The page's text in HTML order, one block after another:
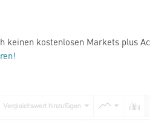
keinen kostenlosen Markets plus